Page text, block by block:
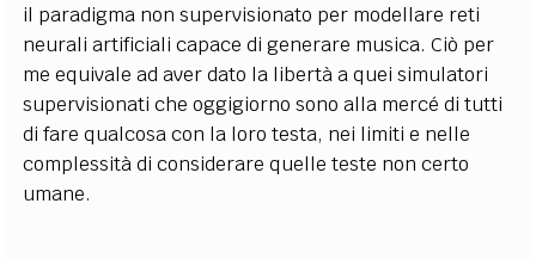
il paradigma non supervisionato per modellare reti
neurali artificiali capace di generare musica. Ciò per
me equivale ad aver dato la libertà a quei simulatori
supervisionati che oggigiorno sono alla mercé di tutti
di fare qualcosa con la loro testa, nei limiti e nelle
complessità di considerare quelle teste non certo
umane.